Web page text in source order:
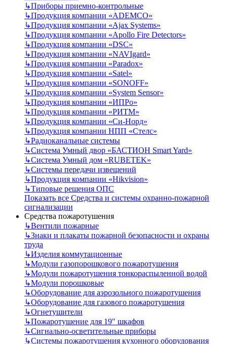
↳Приборы приемно-контрольные
↳Продукция компании «ADEMCO»
↳Продукция компании «Ajax Systems»
↳Продукция компании «Apollo Fire Detectors»
↳Продукция компании «DSC»
↳Продукция компании «NAVIgard»
↳Продукция компании «Paradox»
↳Продукция компании «Satel»
↳Продукция компании «SONOFF»
↳Продукция компании «System Sensor»
↳Продукция компании «ИПРо»
↳Продукция компании «РИТМ»
↳Продукция компании «Си-Норд»
↳Продукция компании НПП «Стелс»
↳Радиоканальные системы
↳Система Умный двор «БАСТИОН Smart Yard»
↳Система Умный дом «RUBETEK»
↳Системы передачи извещений
↳Продукция компании «Hikvision»
↳Типовые решения ОПС
Показать все Средства и системы охранно-пожарной
сигнализации
Средства пожаротушения
↳Вентили пожарные
↳Знаки и плакаты пожарной безопасности и охраны
труда
↳Изделия коммутационные
↳Модули газопорошкового пожаротушения
↳Модули пожаротушения тонкораспыленной водой
↳Модули порошковые
↳Оборудование для аэрозольного пожаротушения
↳Оборудование для газового пожаротушения
↳Огнетушители
↳Пожаротушение для 19" шкафов
↳Сигнально-осветительные приборы
↳Системы пожаротушения кухонного оборудования